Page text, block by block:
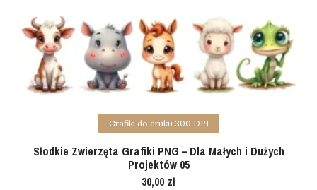
Add to cart
Grafiki do druku 300 DPI
Słodkie Zwierzęta Grafiki PNG – Dla Małych i Dużych
Projektów 05
30,00 zł